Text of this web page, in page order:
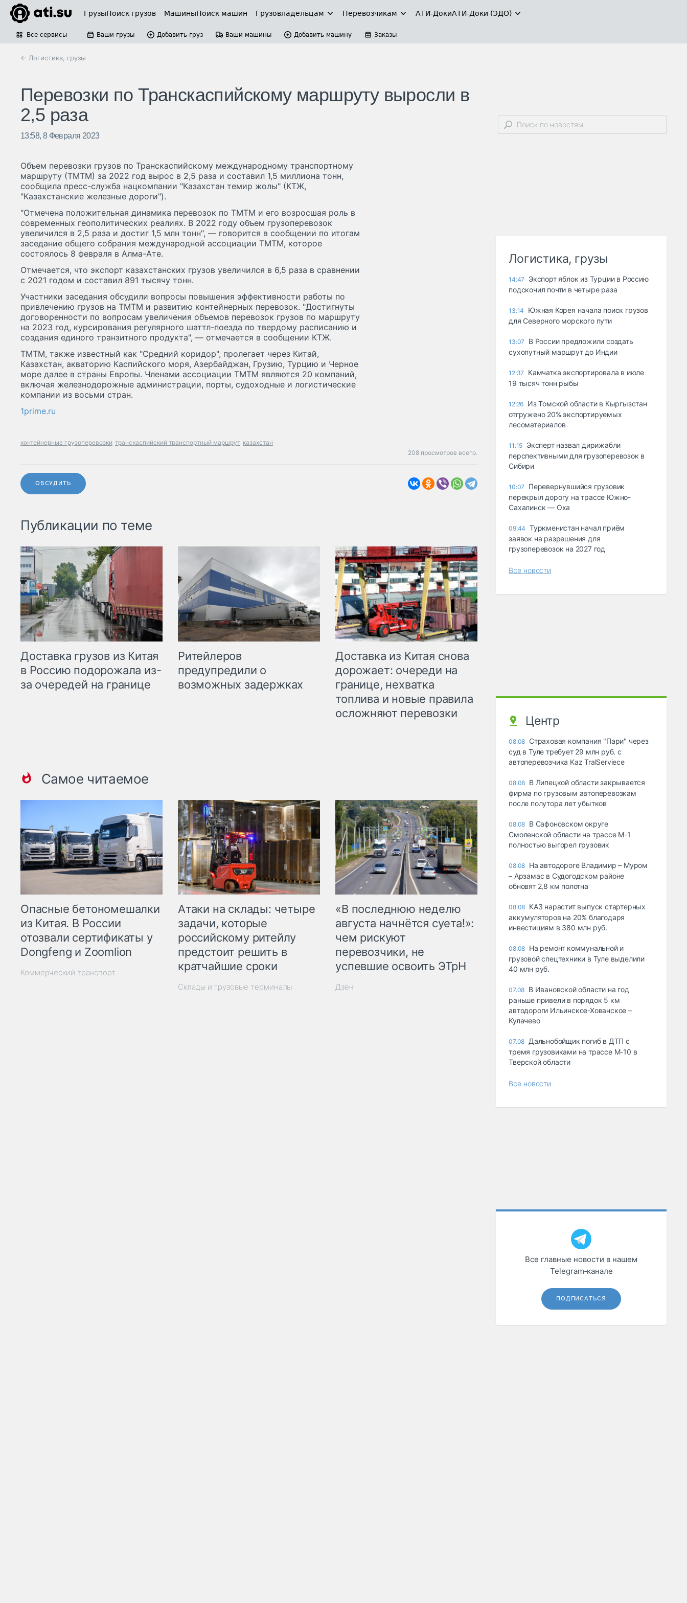
ГрузыПоиск грузов МашиныПоиск машин Грузовладельцам Перевозчикам АТИ-ДокиАТИ-Доки (ЭДО)
Все сервисы Ваши грузы Добавить груз Ваши машины Добавить машину Заказы
← Логистика, грузы
Перевозки по Транскаспийскому маршруту выросли в
2,5 раза
13:58, 8 Февраля 2023
Объем перевозки грузов по Транскаспийскому международному транспортному
маршруту (ТМТМ) за 2022 год вырос в 2,5 раза и составил 1,5 миллиона тонн,
сообщила пресс-служба нацкомпании "Казахстан темир жолы" (КТЖ,
"Казахстанские железные дороги").
"Отмечена положительная динамика перевозок по ТМТМ и его возросшая роль в
современных геополитических реалиях. В 2022 году объем грузоперевозок
увеличился в 2,5 раза и достиг 1,5 млн тонн", — говорится в сообщении по итогам
заседание общего собрания международной ассоциации ТМТМ, которое
состоялось 8 февраля в Алма-Ате.
Отмечается, что экспорт казахстанских грузов увеличился в 6,5 раза в сравнении
с 2021 годом и составил 891 тысячу тонн.
Участники заседания обсудили вопросы повышения эффективности работы по
привлечению грузов на ТМТМ и развитию контейнерных перевозок. "Достигнуты
договоренности по вопросам увеличения объемов перевозок грузов по маршруту
на 2023 год, курсирования регулярного шаттл-поезда по твердому расписанию и
создания единого транзитного продукта", — отмечается в сообщении КТЖ.
ТМТМ, также известный как "Средний коридор", пролегает через Китай,
Казахстан, акваторию Каспийского моря, Азербайджан, Грузию, Турцию и Черное
море далее в страны Европы. Членами ассоциации ТМТМ являются 20 компаний,
включая железнодорожные администрации, порты, судоходные и логистические
компании из восьми стран.
1prime.ru
контейнерные грузоперевозки транскаспийский транспортный маршрут казахстан
208 просмотров всего.
ОБСУДИТЬ
Публикации по теме
Доставка грузов из Китая
в Россию подорожала из-
за очередей на границе
Ритейлеров
предупредили о
возможных задержках
Доставка из Китая снова
дорожает: очереди на
границе, нехватка
топлива и новые правила
осложняют перевозки
Самое читаемое
Опасные бетономешалки
из Китая. В России
отозвали сертификаты у
Dongfeng и Zoomlion
Коммерческий транспорт
Атаки на склады: четыре
задачи, которые
российскому ритейлу
предстоит решить в
кратчайшие сроки
Склады и грузовые терминалы
«В последнюю неделю
августа начнётся суета!»:
чем рискуют
перевозчики, не
успевшие освоить ЭТрН
Дзен
Логистика, грузы
14:47
Экспорт яблок из Турции в Россию
подскочил почти в четыре раза
13:14
Южная Корея начала поиск грузов
для Северного морского пути
13:07
В России предложили создать
сухопутный маршрут до Индии
12:37
Камчатка экспортировала в июле
19 тысяч тонн рыбы
12:26 Из Томской области в Кыргызстан
отгружено 20% экспортируемых
лесоматериалов
11:15 Эксперт назвал дирижабли
перспективными для грузоперевозок в
Сибири
10:07
Перевернувшийся грузовик
перекрыл дорогу на трассе Южно-
Сахалинск — Оха
09:44
Туркменистан начал приём
заявок на разрешения для
грузоперевозок на 2027 год
Все новости
Центр
08.08 Страховая компания "Пари" через
суд в Туле требует 29 млн руб. с
автоперевозчика Kaz TralServiece
08.08 В Липецкой области закрывается
фирма по грузовым автоперевозкам
после полутора лет убытков
08.08 В Сафоновском округе
Смоленской области на трассе М-1
полностью выгорел грузовик
08.08 На автодороге Владимир – Муром
– Арзамас в Судогодском районе
обновят 2,8 км полотна
08.08 КАЗ нарастит выпуск стартерных
аккумуляторов на 20% благодаря
инвестициям в 380 млн руб.
08.08 На ремонт коммунальной и
грузовой спецтехники в Туле выделили
40 млн руб.
07.08 В Ивановской области на год
раньше привели в порядок 5 км
автодороги Ильинское-Хованское –
Кулачево
07.08 Дальнобойщик погиб в ДТП с
тремя грузовиками на трассе М-10 в
Тверской области
Все новости
Все главные новости в нашем
Telegram‑канале
ПОДПИСАТЬСЯ